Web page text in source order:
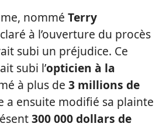
nommé Terry
à l’ouverture du procès
subi un préjudice. Ce
subi l’opticien à la
à plus de 3 millions de
a ensuite modifié sa plainte
300 000 dollars de